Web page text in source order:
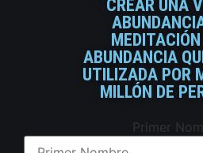
CREAR UNA
ABUNDANCIA
UTILIZADA POR
MILLÓN DE
Primer